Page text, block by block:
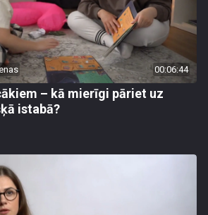
00:06:44
– kā mierīgi pāriet uz
istabā?